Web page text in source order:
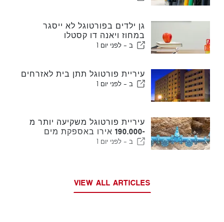
גן ילדים בפורטוגל לא ייסגר
במחוז ויאנה דו קסטלו
ב - לפני יום 1
עיריית פורטוגל תתן בית לאזרחים
ב - לפני יום 1
עיריית פורטוגל משקיעה יותר מ
-190.000 אירו באספקת מים
ב - לפני יום 1
VIEW ALL ARTICLES